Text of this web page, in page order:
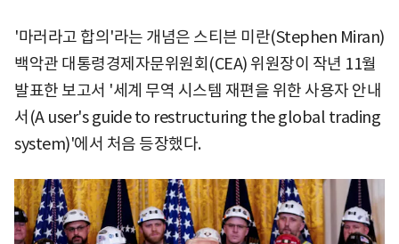
'마러라고 합의'라는 개념은 스티븐 미란(Stephen Miran)
백악관 대통령경제자문위원회(CEA) 위원장이 작년 11월
발표한 보고서 '세계 무역 시스템 재편을 위한 사용자 안내
서(A user's guide to restructuring the global trading
system)'에서 처음 등장했다.